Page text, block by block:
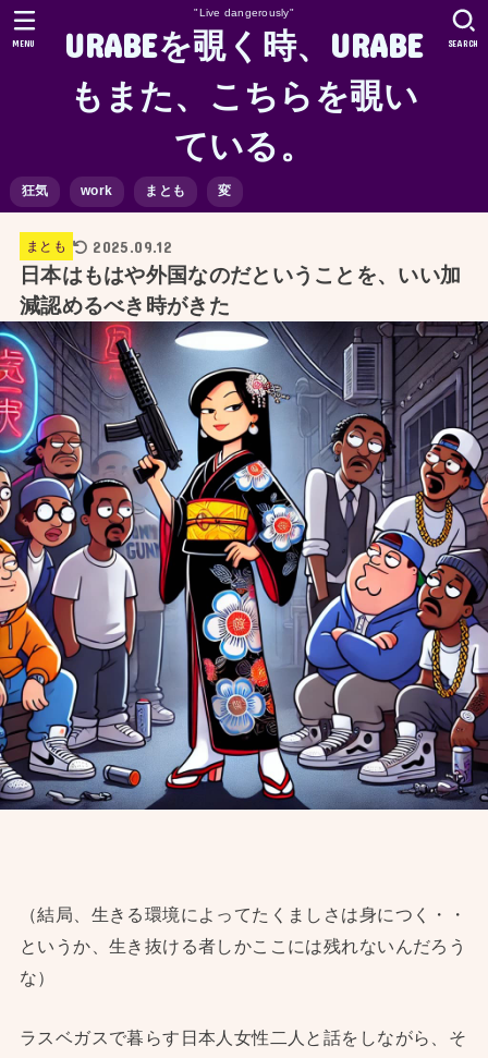
"Live dangerously"
URABEを覗く時、URABE
もまた、こちらを覗い
ている。
狂気 work まとも 変
SEARCH
MENU
まとも 2025.09.12
日本はもはや外国なのだということを、いい加
減認めるべき時がきた
（結局、生きる環境によってたくましさは身につく・・
というか、生き抜ける者しかここには残れないんだろう
な）
ラスベガスで暮らす日本人女性二人と話をしながら、そ